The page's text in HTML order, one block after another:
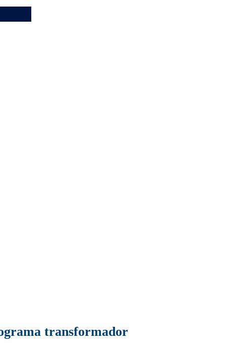
transformador